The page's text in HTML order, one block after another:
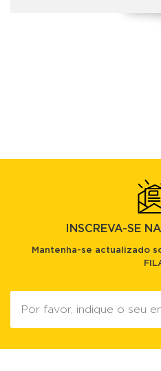
INSCREVA-SE
Mantenha-se actualizado